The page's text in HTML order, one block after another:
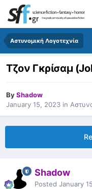
Αστυνομική Λογοτεχνία
Τζον Γκρίσαμ
ByShadow
January 15, 2023 in
Shadow
Posted January